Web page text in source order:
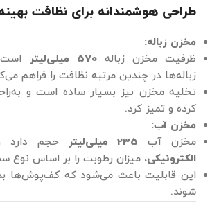
طراحی هوشمندانه برای نظافت
مخزن زباله:
ظرفیت مخزن زباله570 میلی‌لیتر
زباله‌ها در چندین مرتبه نظافت را فراهم
تخلیه مخزن نیز بسیار ساده است و
کرده و تمیز کرد.
مخزن آب:
مخزن آب 235 میلی‌لیتر حجم دارد
الکترونیکی، میزان رطوبت را بر اساس نوع
این قابلیت باعث می‌شود که کف‌پوش‌ها
شوند.